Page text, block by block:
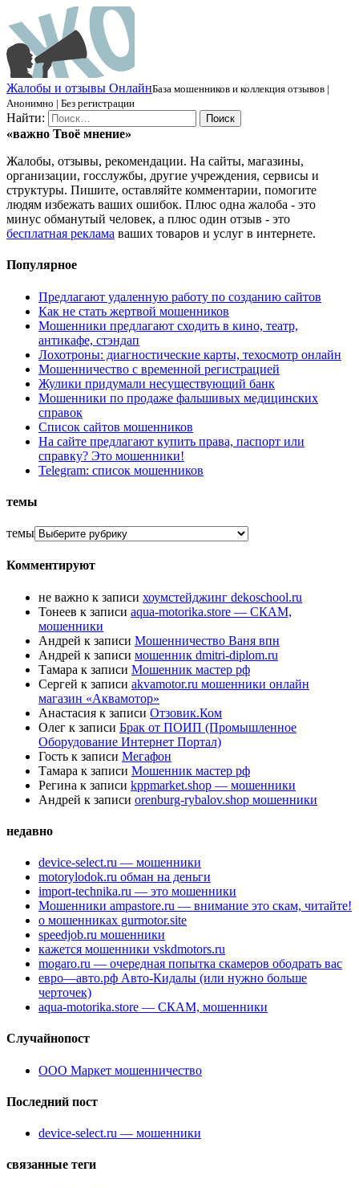
Жалобы и отзывы ОнлайнБаза мошенников и коллекция отзывов |
Анонимно | Без регистрации
Найти:
«важно Твоё мнение»
Жалобы, отзывы, рекомендации. На сайты, магазины,
организации, госслужбы, другие учреждения, сервисы и
структуры. Пишите, оставляйте комментарии, помогите
людям избежать ваших ошибок. Плюс одна жалоба - это
минус обманутый человек, а плюс один отзыв - это
бесплатная реклама ваших товаров и услуг в интернете.
Популярное
Предлагают удаленную работу по созданию сайтов
Как не стать жертвой мошенников
Мошенники предлагают сходить в кино, театр,
антикафе, стэндап
Лохотроны: диагностические карты, техосмотр онлайн
Мошенничество с временной регистрацией
Жулики придумали несуществующий банк
Мошенники по продаже фальшивых медицинских
справок
Список сайтов мошенников
На сайте предлагают купить права, паспорт или
справку? Это мошенники!
Telegram: список мошенников
темы
темы
Комментируют
не важно к записи хоумстейджинг dekoschool.ru
Тонеев к записи aqua-motorika.store — СКАМ,
мошенники
Андрей к записи Мошенничество Ваня впн
Андрей к записи мошенник dmitri-diplom.ru
Тамара к записи Мошенник мастер рф
Сергей к записи akvamotor.ru мошенники онлайн
магазин «Аквамотор»
Анастасия к записи Отзовик.Ком
Олег к записи Брак от ПОИП (Промышленное
Оборудование Интернет Портал)
Гость к записи Мегафон
Тамара к записи Мошенник мастер рф
Регина к записи kppmarket.shop — мошенники
Андрей к записи orenburg-rybalov.shop мошенники
недавно
device-select.ru — мошенники
motorylodok.ru обман на деньги
import-technika.ru — это мошенники
Мошенники ampastore.ru — внимание это скам, читайте!
о мошенниках gurmotor.site
speedjob.ru мошенники
кажется мошенники vskdmotors.ru
mogaro.ru — очередная попытка скамеров ободрать вас
евро—авто.рф Авто-Кидалы (или нужно больше
черточек)
aqua-motorika.store — СКАМ, мошенники
Случайнопост
ООО Маркет мошенничество
Последний пост
device-select.ru — мошенники
связанные теги